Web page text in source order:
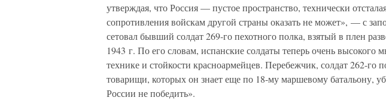
утверждая, что Россия — пустое пространство, технически
сопротивления войскам другой страны оказать не может», — с
сетовал бывший солдат 269-го пехотного полка, взятый в плен
1943 г. По его словам, испанские солдаты теперь очень высокого
технике и стойкости красноармейцев. Перебежчик, солдат 262-го
товарищи, которых он знает еще по 18-му маршевому батальону,
России не победить».